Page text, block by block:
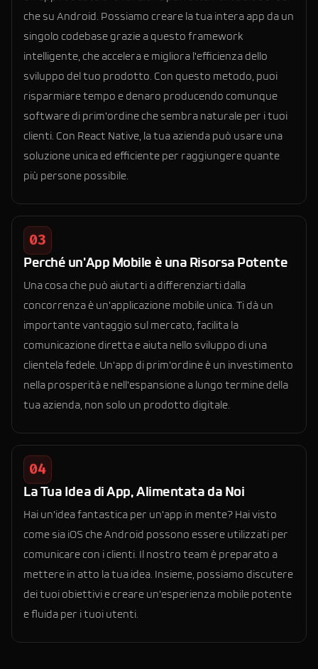
che su Android. Possiamo creare la tua intera app da un
singolo codebase grazie a questo framework
intelligente, che accelera e migliora l'efficienza dello
sviluppo del tuo prodotto. Con questo metodo, puoi
risparmiare tempo e denaro producendo comunque
software di prim'ordine che sembra naturale per i tuoi
clienti. Con React Native, la tua azienda può usare una
soluzione unica ed efficiente per raggiungere quante
più persone possibile.
03
Perché un'App Mobile è una Risorsa Potente
Una cosa che può aiutarti a differenziarti dalla
concorrenza è un'applicazione mobile unica. Ti dà un
importante vantaggio sul mercato, facilita la
comunicazione diretta e aiuta nello sviluppo di una
clientela fedele. Un'app di prim'ordine è un investimento
nella prosperità e nell'espansione a lungo termine della
tua azienda, non solo un prodotto digitale.
04
La Tua Idea di App, Alimentata da Noi
Hai un'idea fantastica per un'app in mente? Hai visto
come sia iOS che Android possono essere utilizzati per
comunicare con i clienti. Il nostro team è preparato a
mettere in atto la tua idea. Insieme, possiamo discutere
dei tuoi obiettivi e creare un'esperienza mobile potente
e fluida per i tuoi utenti.